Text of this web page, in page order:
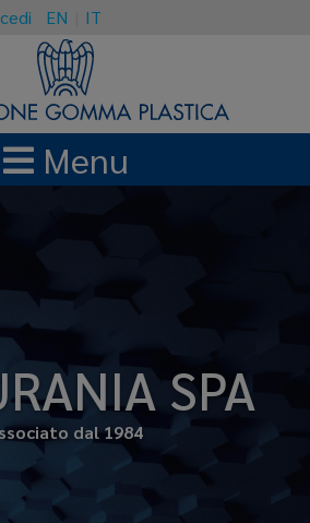
EN IT
Menu
SPA
dal 1984